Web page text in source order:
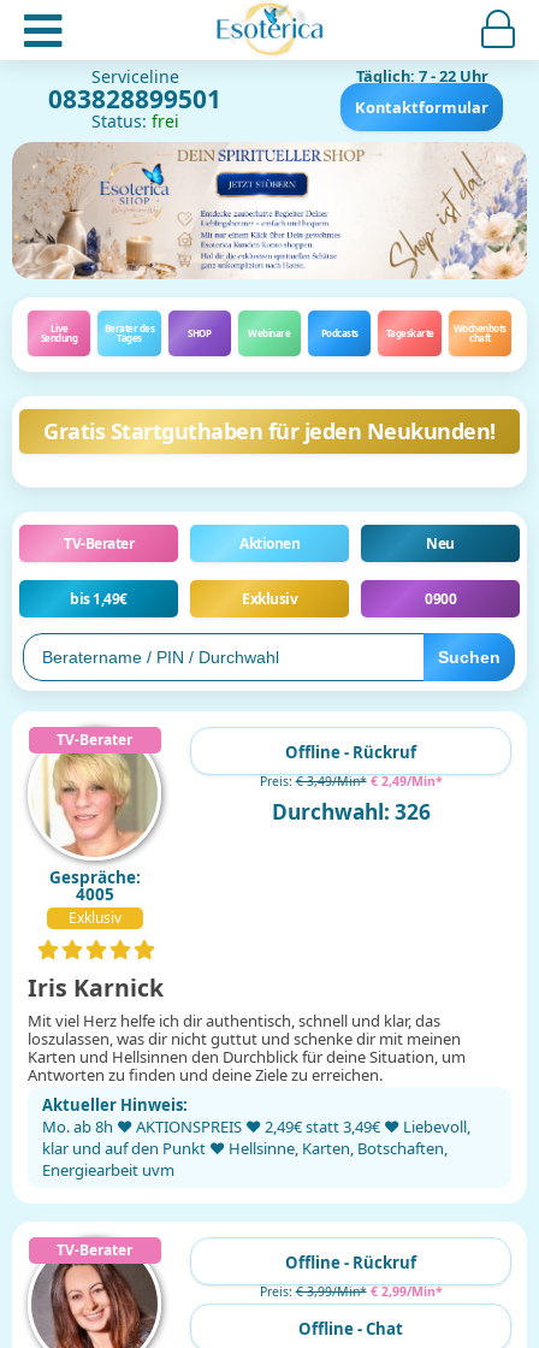
Serviceline
083828899501
Status: frei
Täglich: 7 - 22 Uhr
Kontaktformular
Live
Sendung
Berater des
Tages SHOP Webinare Podcasts Tageskarte Wochenbots
chaft
Gratis Startguthaben für jeden Neukunden!
TV-Berater Aktionen Neu
bis 1,49€ Exklusiv 0900
Gespräche:
4005
Exklusiv
Iris Karnick
Mit viel Herz helfe ich dir authentisch, schnell und klar, das
loszulassen, was dir nicht guttut und schenke dir mit meinen
Karten und Hellsinnen den Durchblick für deine Situation, um
Antworten zu finden und deine Ziele zu erreichen.
Aktueller Hinweis:
Mo. ab 8h ♥ AKTIONSPREIS ♥ 2,49€ statt 3,49€ ♥ Liebevoll,
klar und auf den Punkt ♥ Hellsinne, Karten, Botschaften,
Energiearbeit uvm
Offline - Rückruf
Preis:€ 3,49/Min* € 2,49/Min*
Durchwahl: 326
Offline - Rückruf
Preis:€ 3,99/Min* € 2,99/Min*
Offline - Chat